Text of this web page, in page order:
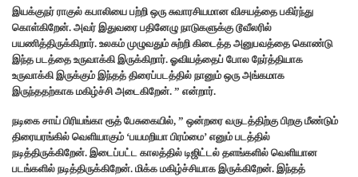
இயக்குநர் ராகுல் கபாலியை பற்றி ஒரு சுவாரசியமான விசயத்தை பகிர்ந்து
கொள்கிறேன். அவர் இதுவரை பதினேழு நாடுகளுக்கு டூவீலரில்
பயணித்திருக்கிறார்.‌ உலகம் முழுவதும் சுற்றி கிடைத்த அனுபவத்தை கொண்டு
இந்த படத்தை உருவாக்கி இருக்கிறார். ஓவியத்தைப் போல நேர்த்தியாக
உருவாக்கி இருக்கும் இந்தத் திரைப்படத்தில் நானும் ஒரு அங்கமாக
இருந்ததற்காக மகிழ்ச்சி அடைகிறேன். ” என்றார்.
நடிகை சாய் பிரியங்கா ரூத் பேசுகையில், ” ஒன்றரை வருடத்திற்கு பிறகு மீண்டும்
திரையரங்கில் வெளியாகும் ‘பயமறியா பிரம்மை’ எனும் படத்தில்
நடித்திருக்கிறேன். இடைப்பட்ட காலத்தில் டிஜிட்டல் தளங்களில் வெளியான
படங்களில் நடித்திருக்கிறேன். மிக்க மகிழ்ச்சியாக இருக்கிறேன். இந்தத்